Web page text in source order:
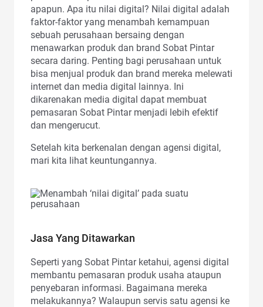
apapun. Apa itu nilai digital? Nilai digital adalah
faktor-faktor yang menambah kemampuan
sebuah perusahaan bersaing dengan
menawarkan produk dan brand Sobat Pintar
secara daring. Penting bagi perusahaan untuk
bisa menjual produk dan brand mereka melewati
internet dan media digital lainnya. Ini
dikarenakan media digital dapat membuat
pemasaran Sobat Pintar menjadi lebih efektif
dan mengerucut.
Setelah kita berkenalan dengan agensi digital,
mari kita lihat keuntungannya.
Jasa Yang Ditawarkan
Seperti yang Sobat Pintar ketahui, agensi digital
membantu pemasaran produk usaha ataupun
penyebaran informasi. Bagaimana mereka
melakukannya? Walaupun servis satu agensi ke